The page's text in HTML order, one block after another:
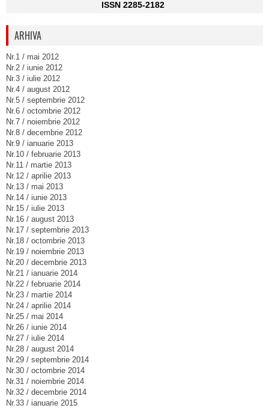
ISSN 2285-2182
ARHIVA
Nr.1 / mai 2012
Nr.2 / iunie 2012
Nr.3 / iulie 2012
Nr.4 / august 2012
Nr.5 / septembrie 2012
Nr.6 / octombrie 2012
Nr.7 / noiembrie 2012
Nr.8 / decembrie 2012
Nr.9 / ianuarie 2013
Nr.10 / februarie 2013
Nr.11 / martie 2013
Nr.12 / aprilie 2013
Nr.13 / mai 2013
Nr.14 / iunie 2013
Nr.15 / iulie 2013
Nr.16 / august 2013
Nr.17 / septembrie 2013
Nr.18 / octombrie 2013
Nr.19 / noiembrie 2013
Nr.20 / decembrie 2013
Nr.21 / ianuarie 2014
Nr.22 / februarie 2014
Nr.23 / martie 2014
Nr.24 / aprilie 2014
Nr.25 / mai 2014
Nr.26 / iunie 2014
Nr.27 / iulie 2014
Nr.28 / august 2014
Nr.29 / septembrie 2014
Nr.30 / octombrie 2014
Nr.31 / noiembrie 2014
Nr.32 / decembrie 2014
Nr.33 / ianuarie 2015